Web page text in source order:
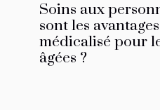
Soins aux
sont les
médicalisé pour
âgées ?